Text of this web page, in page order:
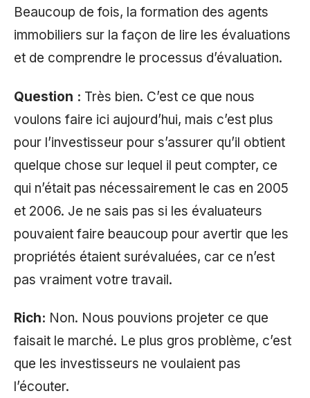
Beaucoup de fois, la formation des agents
immobiliers sur la façon de lire les évaluations
et de comprendre le processus d’évaluation.
Question : Très bien. C’est ce que nous
voulons faire ici aujourd’hui, mais c’est plus
pour l’investisseur pour s’assurer qu’il obtient
quelque chose sur lequel il peut compter, ce
qui n’était pas nécessairement le cas en 2005
et 2006. Je ne sais pas si les évaluateurs
pouvaient faire beaucoup pour avertir que les
propriétés étaient surévaluées, car ce n’est
pas vraiment votre travail.
Rich: Non. Nous pouvions projeter ce que
faisait le marché. Le plus gros problème, c’est
que les investisseurs ne voulaient pas
l’écouter.